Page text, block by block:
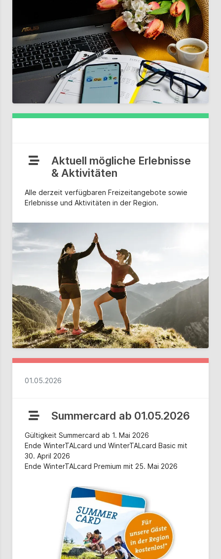
Aktuell mögliche Erlebnisse
& Aktivitäten
Alle derzeit verfügbaren Freizeitangebote sowie
Erlebnisse und Aktivitäten in der Region.
01.05.2026
Summercard ab 01.05.2026
Gültigkeit Summercard ab 1. Mai 2026
Ende WinterTALcard und WinterTALcard Basic mit
30. April 2026
Ende WinterTALcard Premium mit 25. Mai 2026